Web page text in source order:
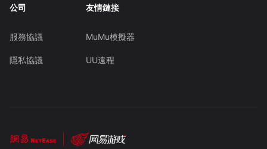
公司
服務協議
隱私協議
友情鏈接
MuMu模擬器
UU遠程